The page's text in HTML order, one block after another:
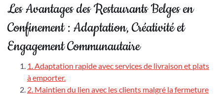
Les Avantages des Restaurants Belges en
Confinement : Adaptation, Créativité et
Engagement Communautaire
1. Adaptation rapide avec services de livraison et plats
à emporter.
2. Maintien du lien avec les clients malgré la fermeture